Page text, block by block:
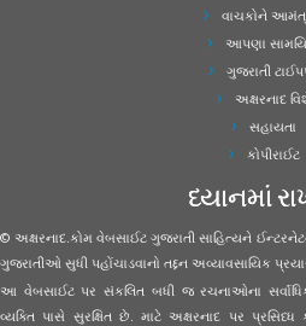
વાચકોને
આપણા
ગુજરાતી
અક્ષરનાદ
સહાયતા
કોપીરાઈટ
ધ્યાનમાં
© અક્ષરનાદ.કોમ વેબસાઈટ ગુજરાતી સાહિત્યને
ગુજરાતીઓ સુધી પહોંચાડવાનો તદ્દન અવ્યાવસાયિક
આ વેબસાઈટ પર સંકલિત બધી જ રચનાઓના
વ્યક્તિ પાસે સુરક્ષિત છે. માટે અક્ષરનાદ પર